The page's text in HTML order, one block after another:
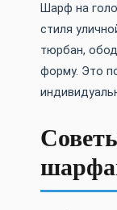
Шарф на
стиля
тюрбан,
форму. Это